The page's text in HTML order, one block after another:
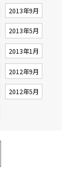
2013年9月
2013年5月
2013年1月
2012年9月
2012年5月